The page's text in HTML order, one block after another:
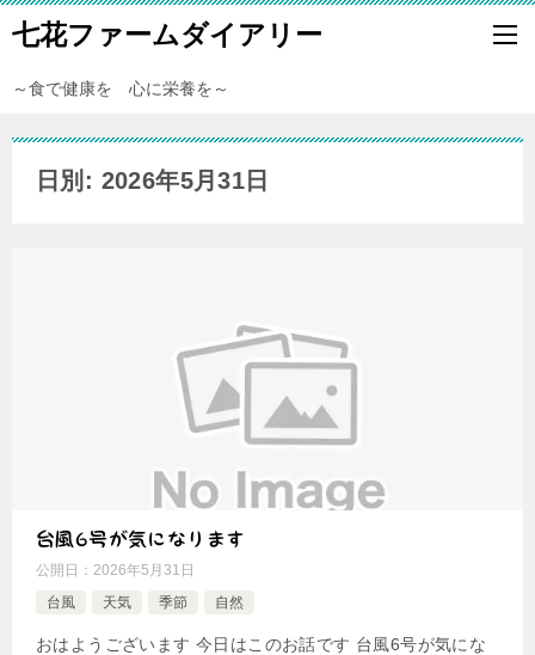
七花ファームダイアリー
～食で健康を 心に栄養を～
日別: 2026年5月31日
台風6号が気になります
公開日： 2026年5月31日
台風
天気 季節 自然
おはようございます 今日はこのお話です 台風6号が気にな